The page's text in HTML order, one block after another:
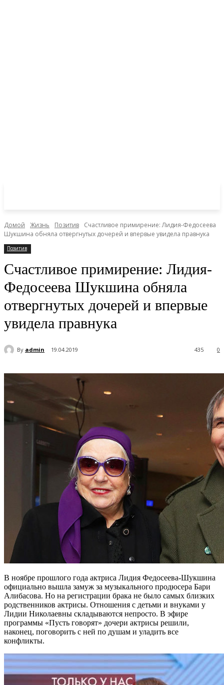
Домой Жизнь Позитив
Счастливое примирение: Лидия-Федосеева
Шукшина обняла отвергнутых дочерей и впервые увидела правнука
Позитив
Счастливое примирение: Лидия-
Федосеева Шукшина обняла
отвергнутых дочерей и впервые
увидела правнука
By admin 19.04.2019 0
435
В ноябре прошлого года актриса Лидия Федосеева-Шукшина
официально вышла замуж за музыкального продюсера Бари
Алибасова. Но на регистрации брака не было самых близких
родственников актрисы. Отношения с детьми и внуками у
Лидии Николаевны складываются непросто. В эфире
программы «Пусть говорят» дочери актрисы решили,
наконец, поговорить с ней по душам и уладить все
конфликты.